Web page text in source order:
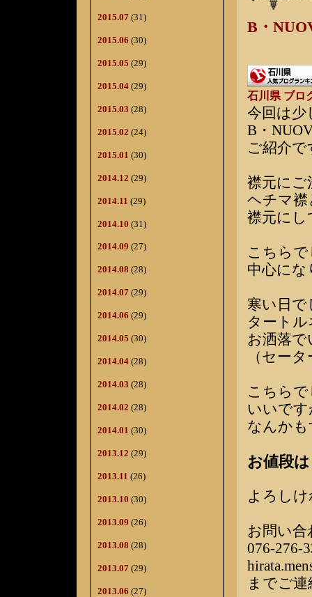
2015.07 (31)
2015.06 (30)
2015.05 (29)
2015.04 (29)
2015.03 (28)
2015.02 (24)
2015.01 (30)
2014.12 (29)
2014.11 (29)
2014.10 (31)
2014.09 (27)
2014.08 (28)
2014.07 (29)
2014.06 (29)
2014.05 (30)
2014.04 (28)
2014.03 (28)
2014.02 (28)
2014.01 (30)
2013.12 (29)
2013.11 (26)
2013.10 (30)
2013.09 (26)
2013.08 (28)
2013.07 (29)
2013.06 (27)
B・
石川県 ブロ
今回は少
B・
ご紹介で
襟元にご
ヘチマ
襟元にし
こちら
中心に
寒い日
タート
お洒落
（セー
こちら
いいで
なんか
お値段
よろし
お問い合
076-276-
までご